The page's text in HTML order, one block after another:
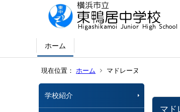
ホーム
現在位置： ホーム マドレーヌ
学校紹介
マド